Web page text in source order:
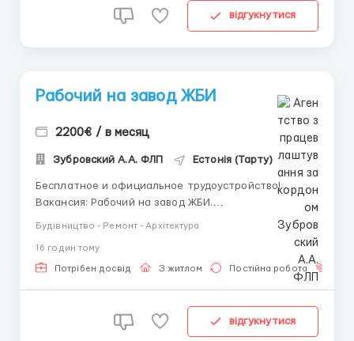
відгукнутися
Рабочий на завод ЖБИ
2200€ / в месяц
Зубровский А.А. ФЛП Естонія (Тарту)
Бесплатное и официальное трудоустройство!
Вакансия: Рабочий на завод ЖБИ.
Обязанности: работа на автоматизированном
(панели, плиты перекрытия, колонны, лестничные
маршы и т.п.). Требования: - мужчины до 45 лет; -
Будівництво - Ремонт - Архітектура
16 годин тому
Потрібен досвід З житлом Постійна робота
відгукнутися